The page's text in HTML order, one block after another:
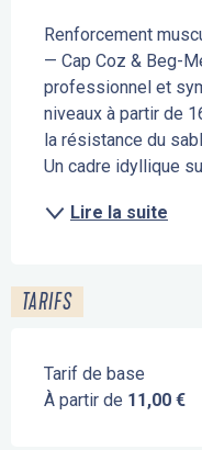
Renforcement
— Cap Coz & Beg-
professionnel et
niveaux à partir de
la résistance du
Un cadre idyllique
Lire la suite
TARIFS
Tarif de base
À partir de 11,00 €